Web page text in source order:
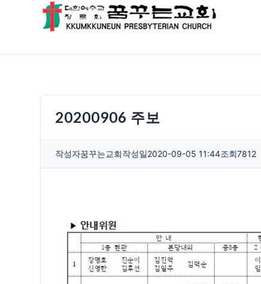
20200906 주보
작성자꿈꾸는교회작성일2020-09-05 11:44조회7812